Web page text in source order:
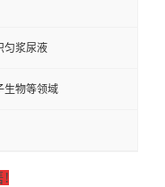
匀浆尿液
生物等领域
!